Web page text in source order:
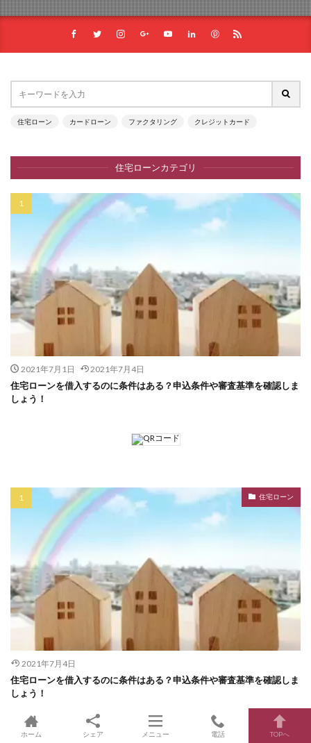
住宅ローン カードローン ファクタリング クレジットカード
住宅ローンカテゴリ
2021年7月1日 2021年7月4日
住宅ローンを借入するのに条件はある？申込条件や審査基準を確認しま
しょう！
住宅ローン
2021年7月4日
住宅ローンを借入するのに条件はある？申込条件や審査基準を確認しま
しょう！
ホーム シェア メニュー 電話 TOPへ